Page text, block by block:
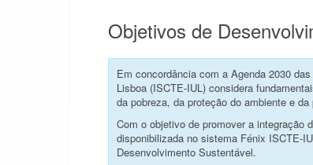
Objetivos de
Em concordância com a Agenda 2030
Lisboa (ISCTE-IUL) considera
da pobreza, da proteção do ambiente e
Com o objetivo de promover a integração
disponibilizada no sistema Fénix ISCTE-
Desenvolvimento Sustentável.